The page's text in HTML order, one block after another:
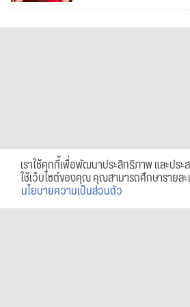
เราใช้คุกกี้เพื่อพัฒนาประสิทธิภาพ และปร
ใช้เว็บไซต์ของคุณ คุณสามารถศึกษารายล
นโยบายความเป็นส่วนตัว